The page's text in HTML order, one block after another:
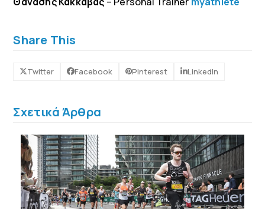
Share This
Twitter Facebook Pinterest LinkedIn
Σχετικά Άρθρα